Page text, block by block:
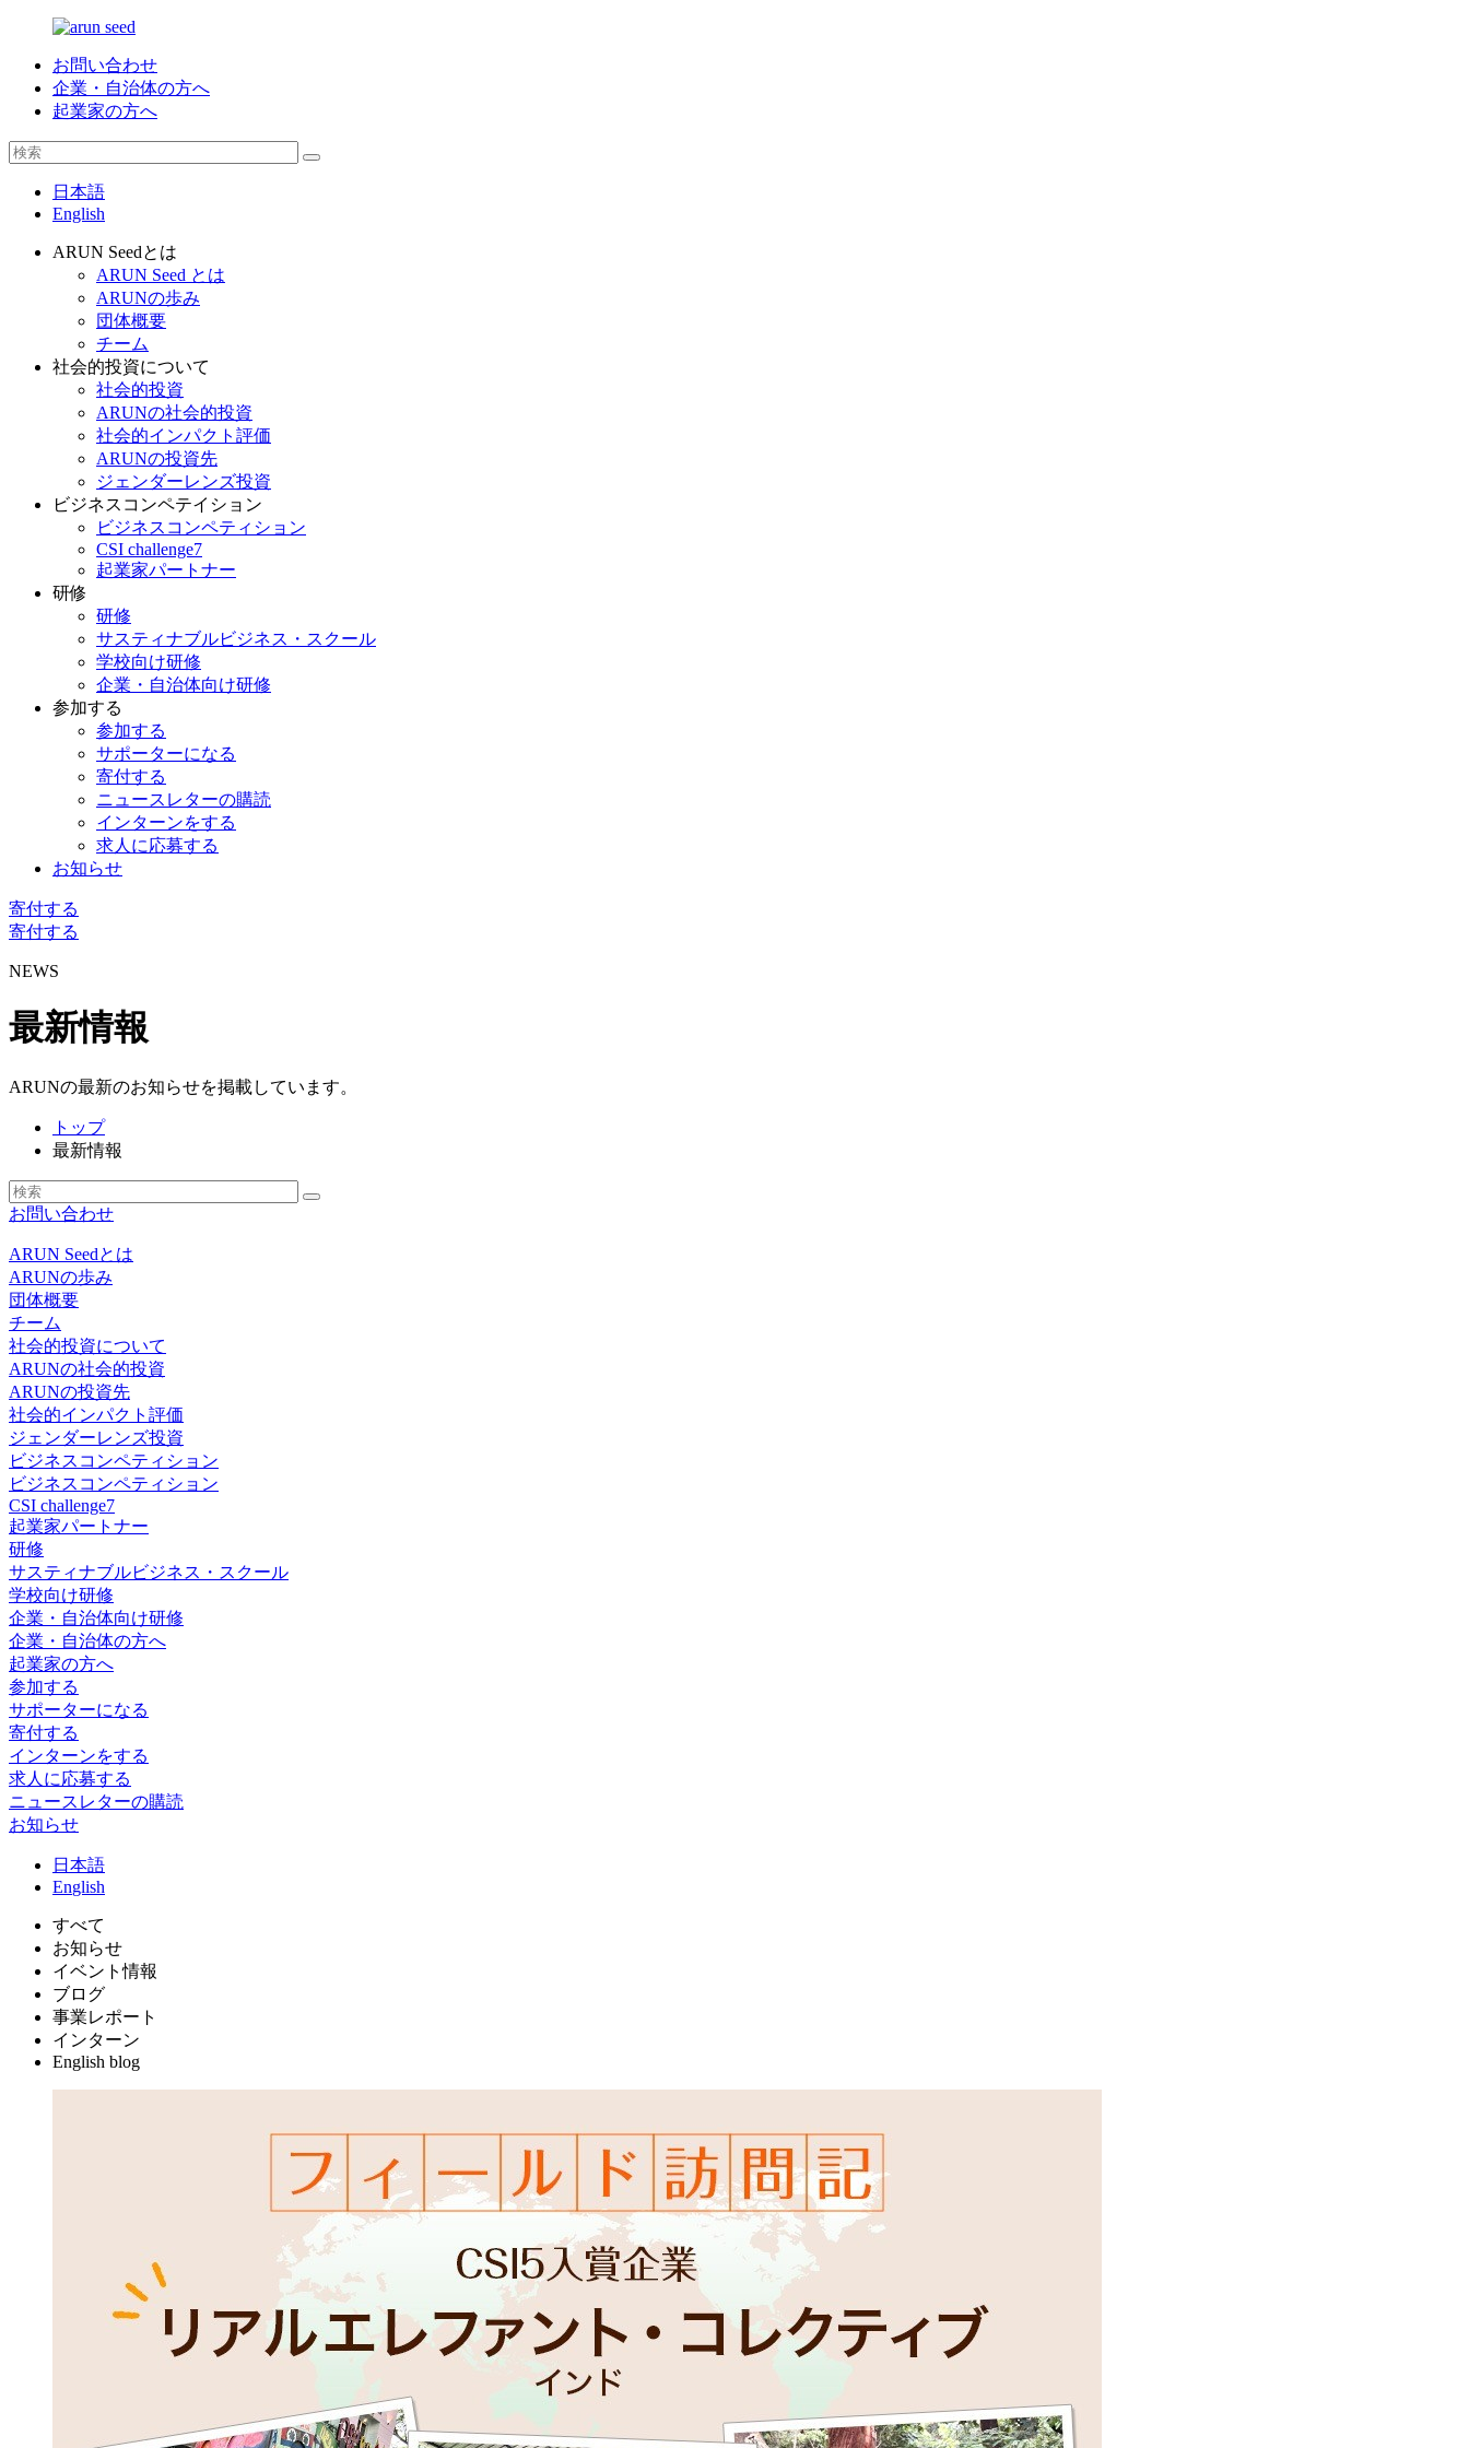
お問い合わせ
企業・自治体の方へ
起業家の方へ
日本語
English
ARUN Seedとは
ARUN Seed とは
ARUNの歩み
団体概要
チーム
社会的投資について
社会的投資
ARUNの社会的投資
社会的インパクト評価
ARUNの投資先
ジェンダーレンズ投資
ビジネスコンペテイション
ビジネスコンペティション
CSI challenge7
起業家パートナー
研修
研修
サスティナブルビジネス・スクール
学校向け研修
企業・自治体向け研修
参加する
参加する
サポーターになる
寄付する
ニュースレターの購読
インターンをする
求人に応募する
お知らせ
寄付する
寄付する
NEWS
最新情報
ARUNの最新のお知らせを掲載しています。
トップ
最新情報
お問い合わせ
ARUN Seedとは
ARUNの歩み
団体概要
チーム
社会的投資について
ARUNの社会的投資
ARUNの投資先
社会的インパクト評価
ジェンダーレンズ投資
ビジネスコンペティション
ビジネスコンペティション
CSI challenge7
起業家パートナー
研修
サスティナブルビジネス・スクール
学校向け研修
企業・自治体向け研修
企業・自治体の方へ
起業家の方へ
参加する
サポーターになる
寄付する
インターンをする
求人に応募する
ニュースレターの購読
お知らせ
日 本語
English
すべて
お知らせ
イベント情報
ブログ
事業レポート
インターン
English blog